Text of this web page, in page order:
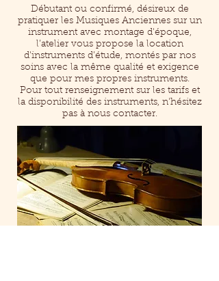
Débutant ou confirmé, désireux de
pratiquer les Musiques Anciennes sur un
instrument avec montage d'époque,
l’atelier vous propose la location
d'instruments d’étude, montés par nos
soins avec la même qualité et exigence
que pour mes propres instruments.
Pour tout renseignement sur les tarifs et
la disponibilité des instruments, n'hésitez
pas à nous contacter.